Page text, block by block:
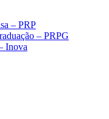
– PRP
– PRPG
Inova